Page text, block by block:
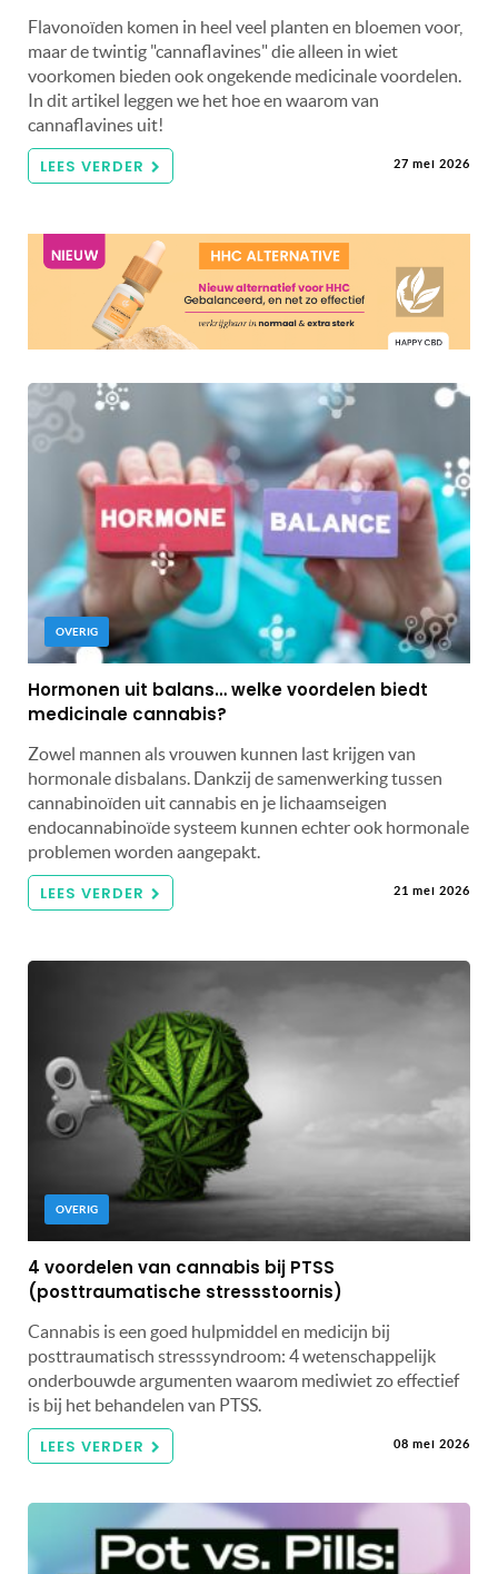
Flavonoïden komen in heel veel planten en bloemen voor,
maar de twintig "cannaflavines" die alleen in wiet
voorkomen bieden ook ongekende medicinale voordelen.
In dit artikel leggen we het hoe en waarom van
cannaflavines uit!
LEES VERDER 27 mei 2026
OVERIG
Hormonen uit balans… welke voordelen biedt
medicinale cannabis?
Zowel mannen als vrouwen kunnen last krijgen van
hormonale disbalans. Dankzij de samenwerking tussen
cannabinoïden uit cannabis en je lichaamseigen
endocannabinoïde systeem kunnen echter ook hormonale
problemen worden aangepakt.
LEES VERDER 21 mei 2026
OVERIG
4 voordelen van cannabis bij PTSS
(posttraumatische stressstoornis)
Cannabis is een goed hulpmiddel en medicijn bij
posttraumatisch stresssyndroom: 4 wetenschappelijk
onderbouwde argumenten waarom mediwiet zo effectief
is bij het behandelen van PTSS.
LEES VERDER 08 mei 2026